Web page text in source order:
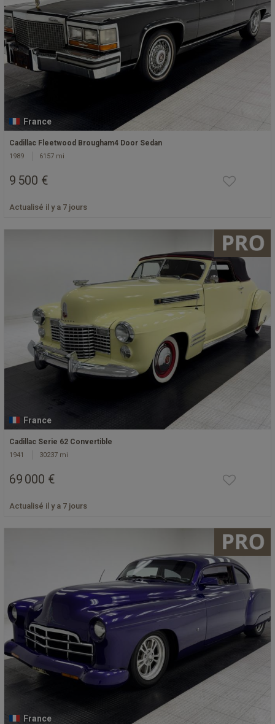
France
Cadillac Fleetwood Brougham4 Door Sedan
1989 6157 mi
9 500 €
Actualisé il y a 7 jours
France
Cadillac Serie 62 Convertible
1941 30237 mi
69 000 €
Actualisé il y a 7 jours
France